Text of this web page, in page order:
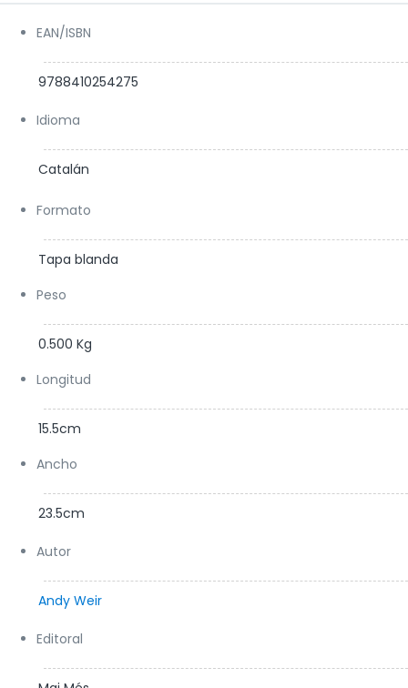
EAN/ISBN
9788410254275
Idioma
Catalán
Formato
Tapa blanda
Peso
0.500 Kg
Longitud
15.5cm
Ancho
23.5cm
Autor
Andy Weir
Editoral